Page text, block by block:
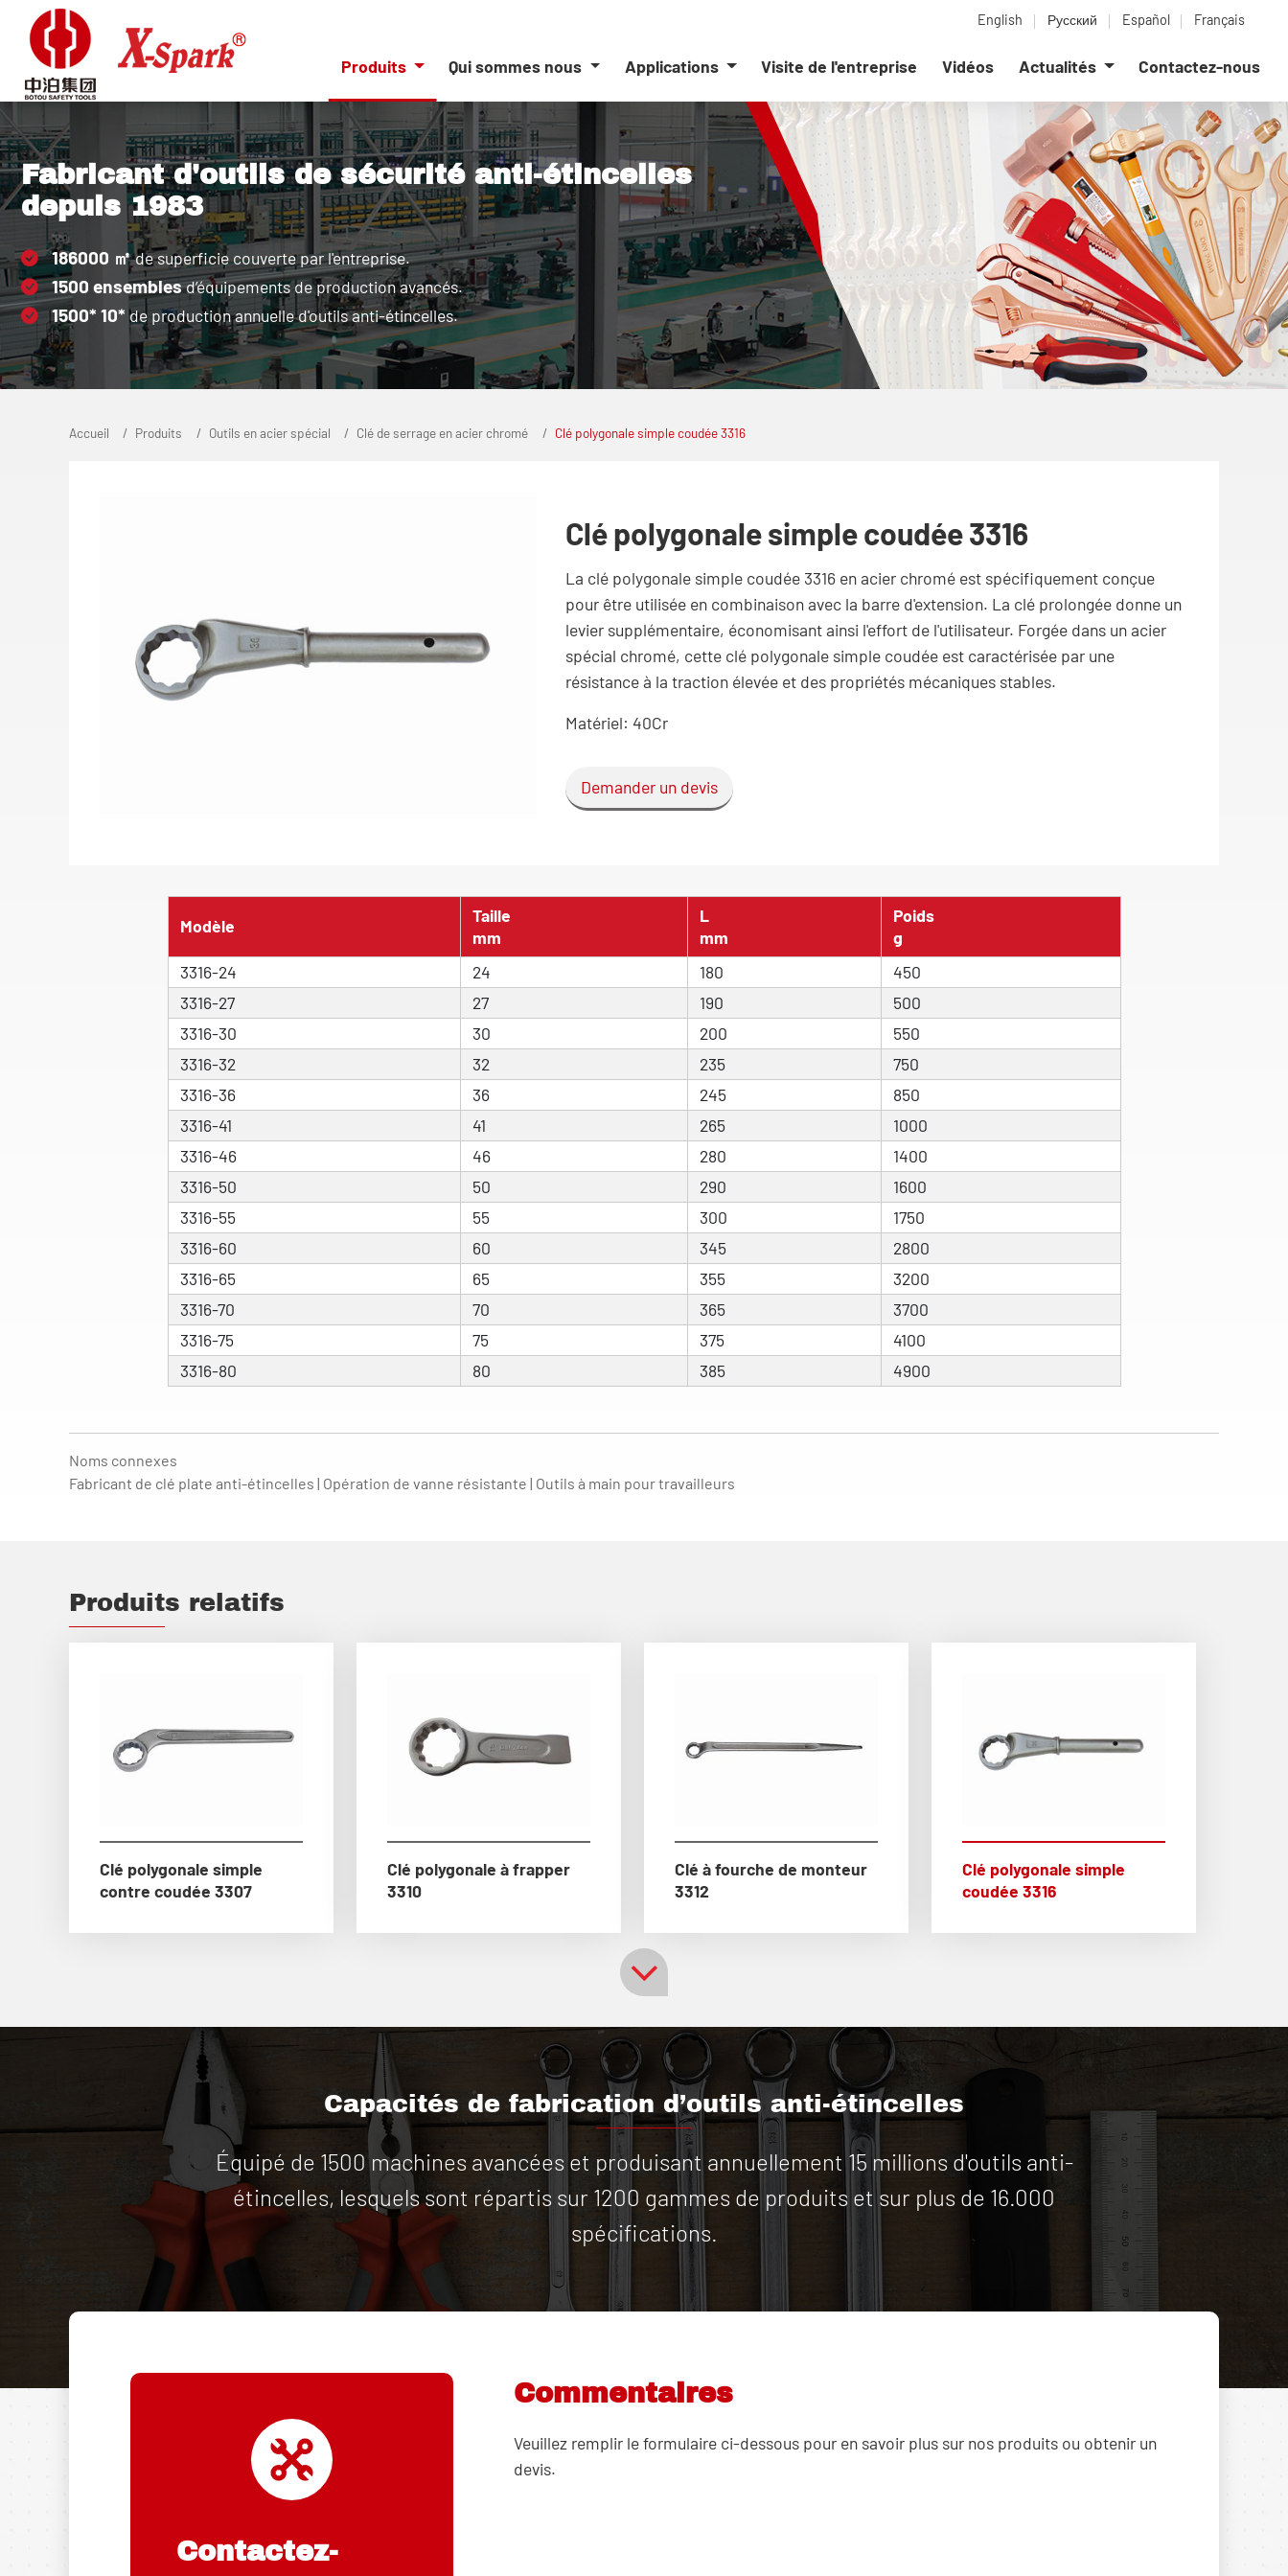
English Русский Español Français
Produits Qui sommes nous Applications Visite de l'entreprise Vidéos Actualités Contactez-nous
Fabricant d'outils de sécurité anti-étincelles
depuis 1983
186000 ㎡de superficie couverte par l'entreprise.
1500 ensemblesd’équipements de production avancés.
1500* 10* de production annuelle d'outils anti-étincelles.
Accueil Produits Outils en acier spécial Clé de serrage en acier chromé Clé polygonale simple coudée 3316
Clé polygonale simple coudée 3316
La clé polygonale simple coudée 3316 en acier chromé est spécifiquement conçue
pour être utilisée en combinaison avec la barre d'extension. La clé prolongée donne un
levier supplémentaire, économisant ainsi l'effort de l'utilisateur. Forgée dans un acier
spécial chromé, cette clé polygonale simple coudée est caractérisée par une
résistance à la traction élevée et des propriétés mécaniques stables.
Matériel: 40Cr
Demander un devis
Modèle
Taille
mm
L
mm
Poids
g
3316-24
24 180
450
3316-27
27 190
500
3316-30
30 200
550
3316-32
32 235
750
3316-36
36 245
850
3316-41
41 265
1000
3316-46
46 280
1400
3316-50
50 290
1600
3316-55
55 300
1750
3316-60
60 345
2800
3316-65
65 355
3200
3316-70
70 365
3700
3316-75
75 375
4100
3316-80
80 385 4900
Noms connexes
Fabricant de clé plate anti-étincelles | Opération de vanne résistante | Outils à main pour travailleurs
Produits relatifs
Clé polygonale simple
contre coudée 3307
Clé polygonale à frapper
3310
Clé à fourche de monteur
3312
Clé polygonale simple
coudée 3316
Capacités de fabrication d’outils anti-étincelles
Équipé de 1500 machines avancées et produisant annuellement 15 millions d'outils anti-
étincelles, lesquels sont répartis sur 1200 gammes de produits et sur plus de 16.000
spécifications.
Contactez-
Commentaires
Veuillez remplir le formulaire ci-dessous pour en savoir plus sur nos produits ou obtenir un
devis.